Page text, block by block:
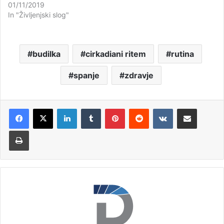
01/11/2019
In "Življenjski slog"
budilka cirkadiani ritem rutina
spanje zdravje